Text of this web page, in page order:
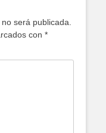
será publicada.
con *